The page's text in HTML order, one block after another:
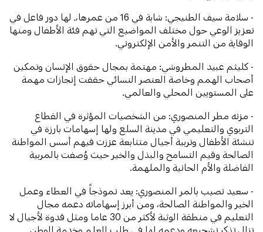
- سلامة سيف الطنيجي: شابة في 16 من عمرها،ـ لها دور فاعل في
تعزيز الوعي حول مختلف المواضيع التي تهم فئة الأطفال ومنها
الوقاية من التنمر والأمن الإلكتروني.
- كليثم عبيد المطروشي: مهتمة بمجال حقوق الإنسان وتمكين
أصحاب الهمم وخاصة العنصر النسائي حققت إنجازات مهمة
على المستويين المحلي والعالمي.
- مزنه مطر المنصوري: من الشخصيات المؤثرة في القطاع
التربوي والتعليمي في مدينة السلع ولها إسهامات بارزة في
تنشئة الأطفال وتربية أجيال متتابعة عززت فيهم أسس المواطنة
الصالحة وقيم التسامح والبذل والخير حيث وُصفت بالمربية
الفاضلة والأم الحانية والملهمة.
- سعيد نصيب بالمر المنصوري: يعد نموذجاً في العطاء وعمل
الخير والمواطنة الصالحة، ومن أبرز إسهاماته دعمه مجال
التعليم في منطقة الوثبة لأكثر من 30 عاما ومثل قدوة لأجيال لا
تزال تذكر تشجيعه ودعمه لها في طلب العلم وخدمة الوطن.